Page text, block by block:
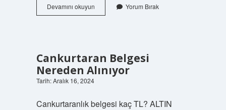
Devamını okuyunElmalı
Turta
Yorum Bırak
Cankurtaran Belgesi
Nereden Alınıyor
Tarih: Aralık 16, 2024
Cankurtaranlık belgesi kaç TL? ALTIN ​​